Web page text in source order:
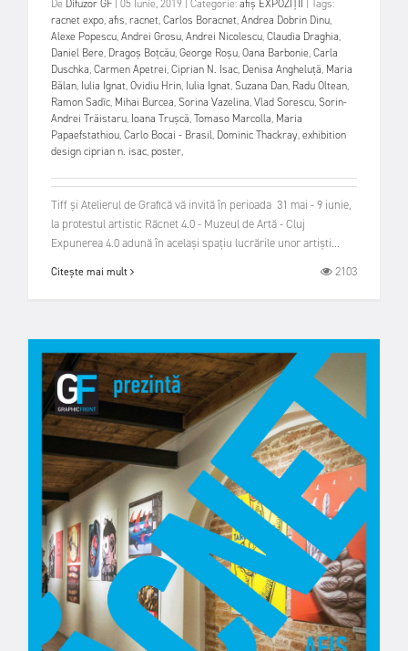
De Difuzor GF 05 Iunie, 2019 Categorie:afiș EXPOZIȚII
Tags:
racnet expo,afis,racnet,Carlos Boracnet,Andrea Dobrin Dinu,
Alexe Popescu,Andrei Grosu,Andrei Nicolescu,Claudia Draghia,
Daniel Bere, Dragoș Boțcău,George Roșu,Oana Barbonie,Carla
Duschka,Carmen Apetrei,Ciprian N. Isac, Denisa Angheluță, Maria
Bălan, Iulia Ignat,Ovidiu Hrin, Iulia Ignat,Suzana Dan, Radu Oltean,
Ramon Sadîc, Mihai Burcea,Sorina Vazelina,Vlad Sorescu,Sorin-
Andrei Trăistaru, Ioana Trușcă,Tomaso Marcolla, Maria
Papaefstathiou,Carlo Bocai - Brasil, Dominic Thackray,exhibition
design ciprian n. isac,poster,
Tiff și Atelierul de Grafică vă invită în perioada 31 mai - 9 iunie,
la protestul artistic Răcnet 4.0 - Muzeul de Artă - Cluj
Expunerea 4.0 adună în același spațiu lucrările unor artiști...
Citește mai mult 2103